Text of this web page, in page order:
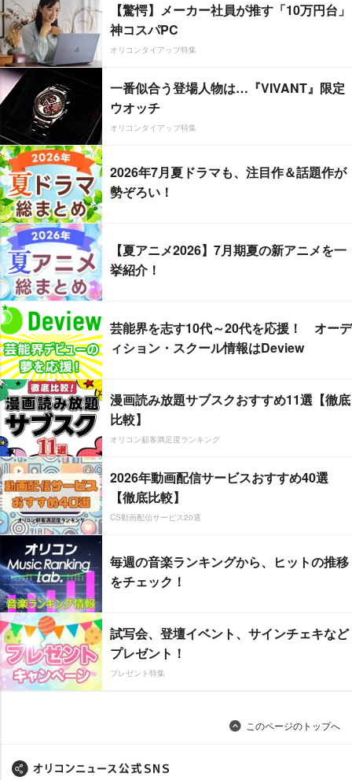
【驚愕】メーカー社員が推す「10万円台」
神コスパPC
オリコンタイアップ特集
一番似合う登場人物は…『VIVANT』限定
ウオッチ
オリコンタイアップ特集
2026年7月夏ドラマも、注目作＆話題作が
勢ぞろい！
【夏アニメ2026】7月期夏の新アニメを一
挙紹介！
芸能界を志す10代～20代を応援！ オーデ
ィション・スクール情報はDeview
漫画読み放題サブスクおすすめ11選【徹底
比較】
オリコン顧客満足度ランキング
2026年動画配信サービスおすすめ40選
【徹底比較】
CS動画配信サービス20選
毎週の音楽ランキングから、ヒットの推移
をチェック！
試写会、登壇イベント、サインチェキなど
プレゼント！
プレゼント特集
このページのトップへ